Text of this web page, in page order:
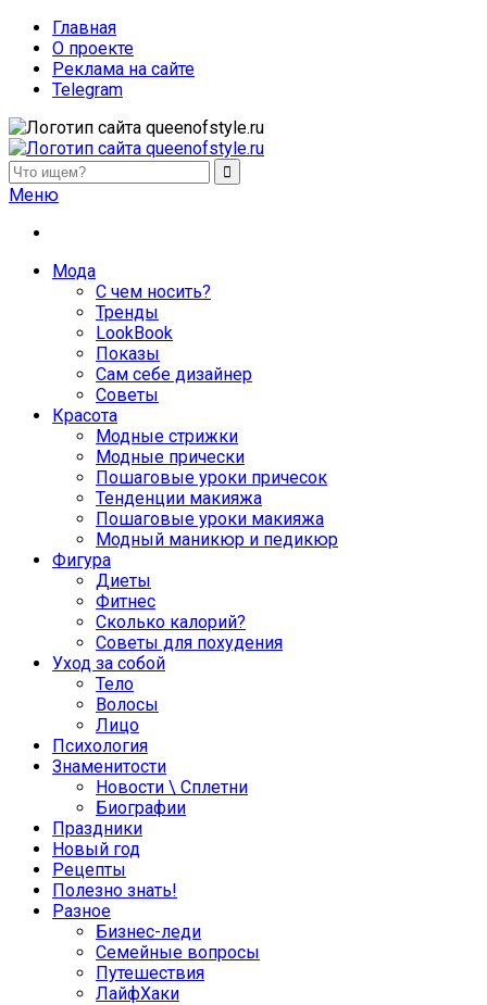
Главная
О проекте
Реклама на сайте
Telegram
queenofstyle.ru
Женский сайт о моде и красоте. Истории преображения и
похудения, отзывы о процедурах и косметике
Меню
Мода
С чем носить?
Тренды
LookBook
Показы
Сам себе дизайнер
Советы
Красота
Модные стрижки
Модные прически
Пошаговые уроки причесок
Тенденции макияжа
Пошаговые уроки макияжа
Модный маникюр и педикюр
Фигура
Диеты
Фитнес
Сколько калорий?
Советы для похудения
Уход за собой
Тело
Волосы
Лицо
Психология
Знаменитости
Новости \ Сплетни
Биографии
Праздники
Новый год
Рецепты
Полезно знать!
Разное
Бизнес-леди
Семейные вопросы
Путешествия
ЛайфХаки